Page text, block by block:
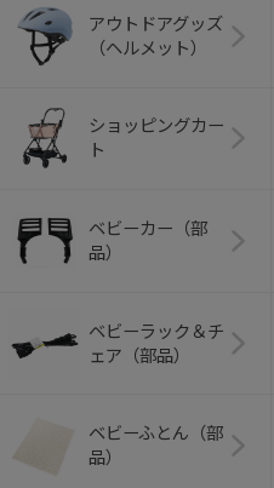
アウトドアグッズ
（ヘルメット）
ショッピングカー
ト
ベビーカー（部
品）
ベビーラック＆チ
ェア（部品）
ベビーふとん（部
品）